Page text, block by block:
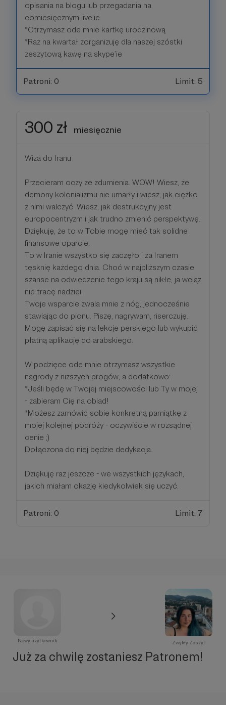
opisania na blogu lub przegadania na
comiesięcznym live’ie
*Otrzymasz ode mnie kartkę urodzinową
*Raz na kwartał zorganizuję dla naszej szóstki
zeszytową kawę na skype’ie
Patroni: 0 Limit: 5
300 zł miesięcznie
Wiza do Iranu
Przecieram oczy ze zdumienia. WOW! Wiesz, że
demony kolonializmu nie umarły i wiesz, jak ciężko
z nimi walczyć. Wiesz, jak destrukcyjny jest
europocentryzm i jak trudno zmienić perspektywę.
Dziękuję, że to w Tobie mogę mieć tak solidne
finansowe oparcie.
To w Iranie wszystko się zaczęło i za Iranem
tęsknię każdego dnia. Choć w najbliższym czasie
szanse na odwiedzenie tego kraju są nikłe, ja wciąż
nie tracę nadziei.
Twoje wsparcie zwala mnie z nóg, jednocześnie
stawiając do pionu. Piszę, nagrywam, riserczuję.
Mogę zapisać się na lekcje perskiego lub wykupić
płatną aplikację do arabskiego.
W podzięce ode mnie otrzymasz wszystkie
nagrody z niższych progów, a dodatkowo:
*Jeśli będę w Twojej miejscowości lub Ty w mojej
- zabieram Cię na obiad!
*Możesz zamówić sobie konkretną pamiątkę z
mojej kolejnej podróży - oczywiście w rozsądnej
cenie ;)
Dołączona do niej będzie dedykacja.
Dziękuję raz jeszcze - we wszystkich językach,
jakich miałam okazję kiedykolwiek się uczyć.
Patroni: 0 Limit: 7
Nowy użytkownik Zwykły Zeszyt
Już za chwilę zostaniesz Patronem!